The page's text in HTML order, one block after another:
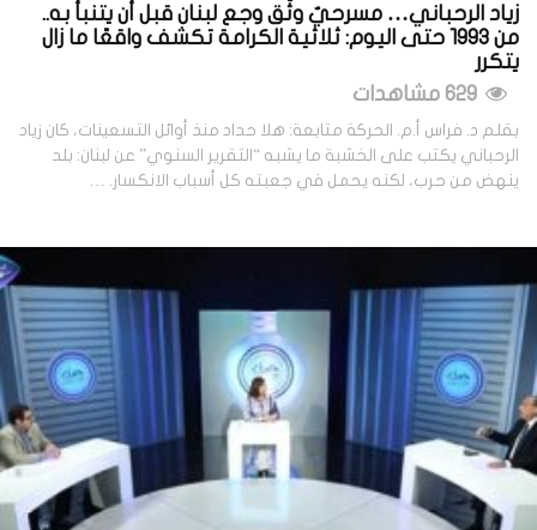
زياد الرحباني… مسرحيٌ وثّق وجع لبنان قبل أن يتنبأ به..
من 1993 حتى اليوم: ثلاثية الكرامة تكشف واقعًا ما زال
يتكرر
بقلم د. فراس أ.م. الحركة متابعة: هلا حداد منذ أوائل التسعينات، كان زياد
الرحباني يكتب على الخشبة ما يشبه “التقرير السنوي” عن لبنان: بلد
ينهض من حرب، لكنه يحمل في جعبته كل أسباب الانكسار. …